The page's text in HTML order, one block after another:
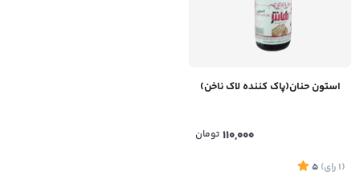
استون حنان(پاک کننده لاک ناخن)
110,000 تومان
(1 رای)
5